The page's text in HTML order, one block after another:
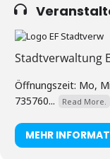
Stadtverwaltung
Öffnungszeit: Mo,
735760...
Read More.
MEHR